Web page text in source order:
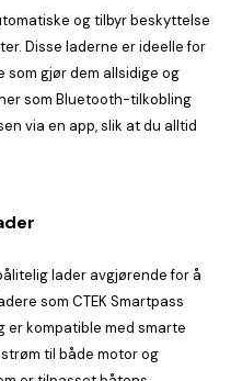
og tilbyr beskyttelse
Disse laderne er ideelle for
gjør dem allsidige og
som Bluetooth-tilkobling
via en app, slik at du alltid
lader avgjørende for å
som CTEK Smartpass
er kompatible med smarte
til både motor og